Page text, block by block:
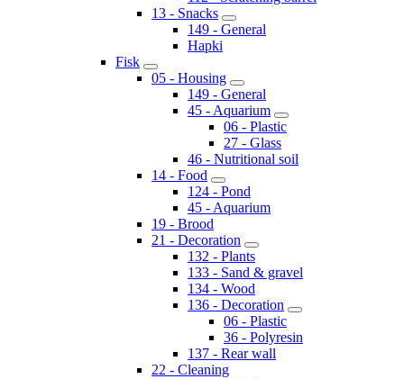
13 - Snacks
149 - General
Hapki
Fisk
05 - Housing
149 - General
45 - Aquarium
06 - Plastic
27 - Glass
46 - Nutritional soil
14 - Food
124 - Pond
45 - Aquarium
19 - Brood
21 - Decoration
132 - Plants
133 - Sand & gravel
134 - Wood
136 - Decoration
06 - Plastic
36 - Polyresin
137 - Rear wall
22 - Cleaning